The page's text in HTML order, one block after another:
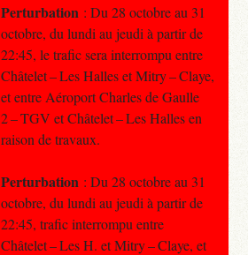
Perturbation : Du 28 octobre au 31
octobre, du lundi au jeudi à partir de
22:45, le trafic sera interrompu entre
Châtelet – Les Halles et Mitry – Claye,
et entre Aéroport Charles de Gaulle
2 – TGV et Châtelet – Les Halles en
raison de travaux.
Perturbation : Du 28 octobre au 31
octobre, du lundi au jeudi à partir de
22:45, trafic interrompu entre
Châtelet – Les H. et Mitry – Claye, et